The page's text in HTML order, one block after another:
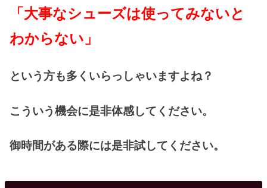
「大事なシューズは使ってみないと
わからない」
という方も多くいらっしゃいますよね？
こういう機会に是非体感してください。
御時間がある際には是非試してください。